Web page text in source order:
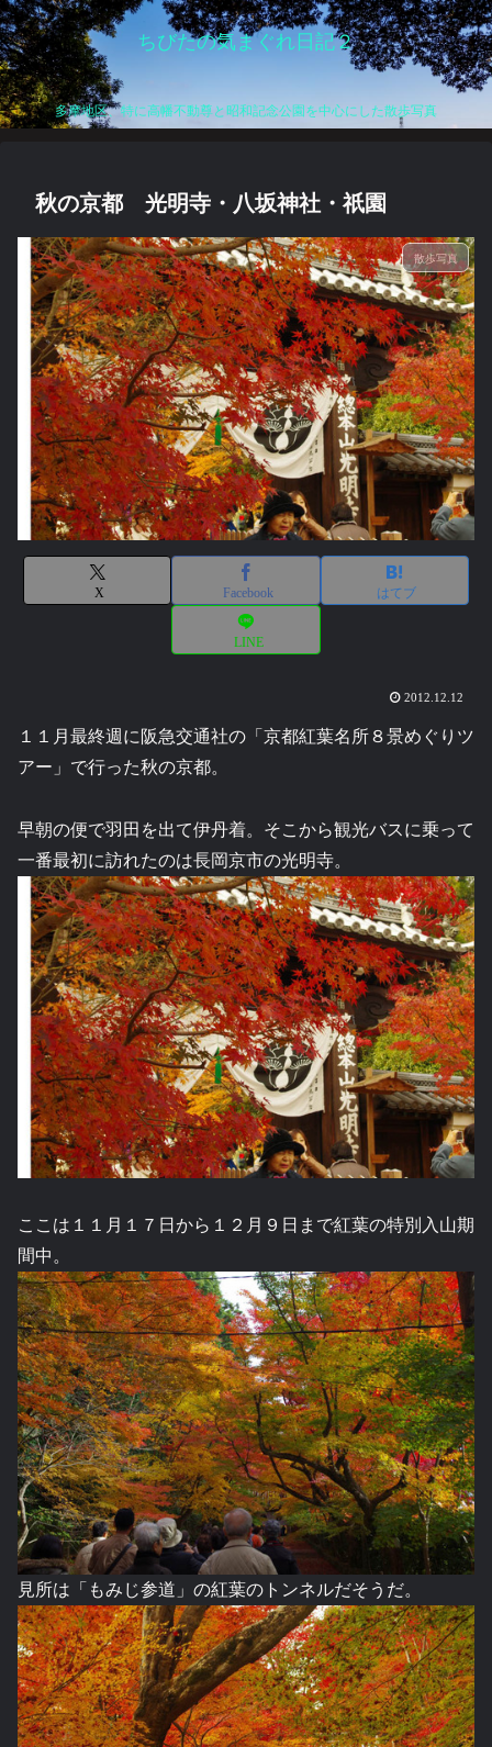
ちびたの気まぐれ日記２
多摩地区、特に高幡不動尊と昭和記念公園を中心にした散歩写真
秋の京都 光明寺・八坂神社・祇園
散歩写真
X Facebook はてブ
LINE
2012.12.12
１１月最終週に阪急交通社の「京都紅葉名所８景めぐりツ
アー」で行った秋の京都。
早朝の便で羽田を出て伊丹着。そこから観光バスに乗って
一番最初に訪れたのは長岡京市の光明寺。
ここは１１月１７日から１２月９日まで紅葉の特別入山期
間中。
見所は「もみじ参道」の紅葉のトンネルだそうだ。